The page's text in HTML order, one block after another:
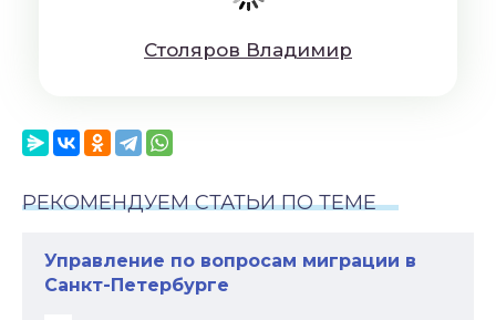
Cтoляpoв Влaдимиp
РЕКОМЕНДУЕМ СТАТЬИ ПО ТЕМЕ
Управление по вопросам миграции в
Санкт-Петербурге